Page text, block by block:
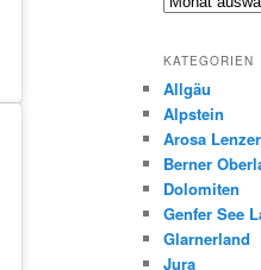
KATEGORIEN
Allgäu
Alpstein
Arosa
Berner
Dolomiten
Genfer See
Glarnerland
Jura